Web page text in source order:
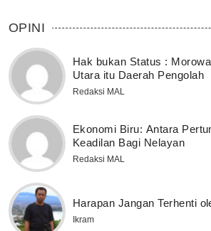
OPINI
Hak bukan Status :
Utara itu Daerah Pengolah
Redaksi MAL
Ekonomi Biru: Antara
Keadilan Bagi Nelayan
Redaksi MAL
Harapan Jangan Terhenti
Ikram